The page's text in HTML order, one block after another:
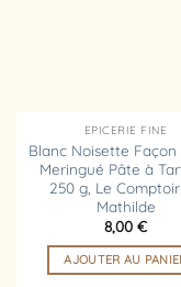
EPICERIE FINE
Blanc Noisette Façon
Meringué Pâte à
250 g, Le
Mathilde
8,00 €
AJOUTER AU